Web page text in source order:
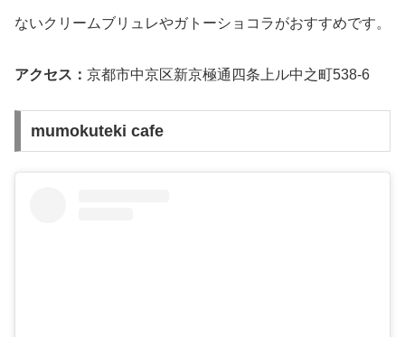
ないクリームブリュレやガトーショコラがおすすめです。
アクセス： 京都市中京区新京極通四条上ル中之町538-6
mumokuteki cafe